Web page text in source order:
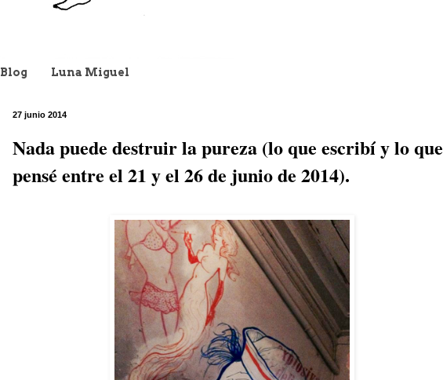
Blog Luna Miguel
27 junio 2014
Nada puede destruir la pureza (lo que escribí y lo que
pensé entre el 21 y el 26 de junio de 2014).